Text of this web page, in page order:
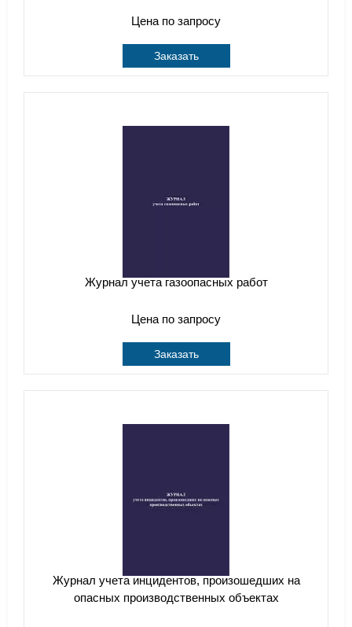
Цена по запросу
Заказать
Журнал учета газоопасных работ
Цена по запросу
Заказать
Журнал учета инцидентов, произошедших на
опасных производственных объектах